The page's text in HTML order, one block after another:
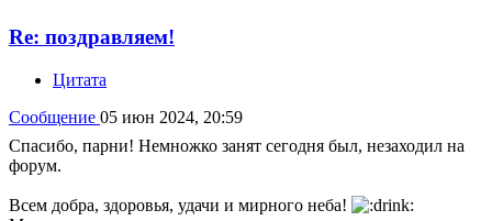
Re: поздравляем!
Цитата
Сообщение 05 июн 2024, 20:59
Спасибо, парни! Немножко занят сегодня был, незаходил на
форум.
Всем добра, здоровья, удачи и мирного неба!